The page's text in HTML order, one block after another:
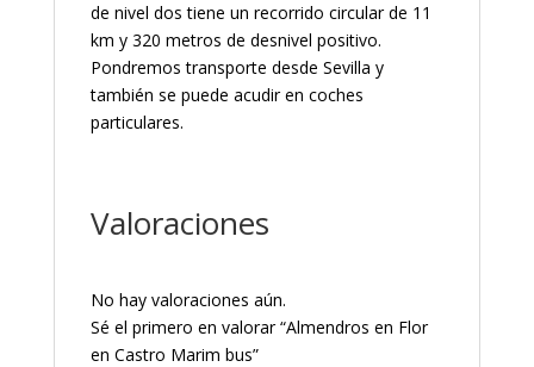
de nivel dos tiene un recorrido circular de 11
km y 320 metros de desnivel positivo.
Pondremos transporte desde Sevilla y
también se puede acudir en coches
particulares.
Valoraciones
No hay valoraciones aún.
Sé el primero en valorar “Almendros en Flor
en Castro Marim bus”